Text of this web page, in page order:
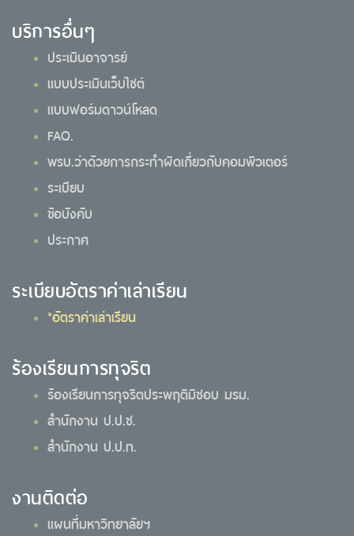
บริการอื่นๆ
ประเมินอาจารย์
แบบประเมินเว็บไซต์
แบบฟอร์มดาวน์โหลด
FAQ.
พรบ.ว่าด้วยการกระทำผิดเกี่ยวกับคอมพิวเตอร์
ระเบียบ
ข้อบังคับ
ประกาศ
ระเบียบอัตราค่าเล่าเรียน
*อัตราค่าเล่าเรียน
ร้องเรียนการทุจริต
ร้องเรียนการทุจริตประพฤติมิชอบ มรม.
สำนักงาน ป.ป.ช.
สำนักงาน ป.ป.ท.
งานติดต่อ
แผนที่มหาวิทยาลัยฯ